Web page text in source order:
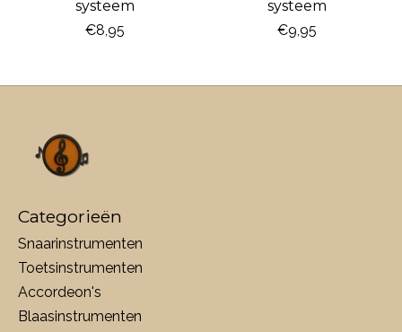
systeem
€8,95
systeem
€9,95
Categorieën
Snaarinstrumenten
Toetsinstrumenten
Accordeon's
Blaasinstrumenten